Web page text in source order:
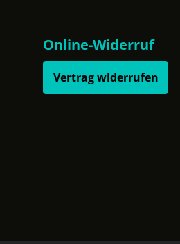
Online-Widerruf
Vertrag widerrufen